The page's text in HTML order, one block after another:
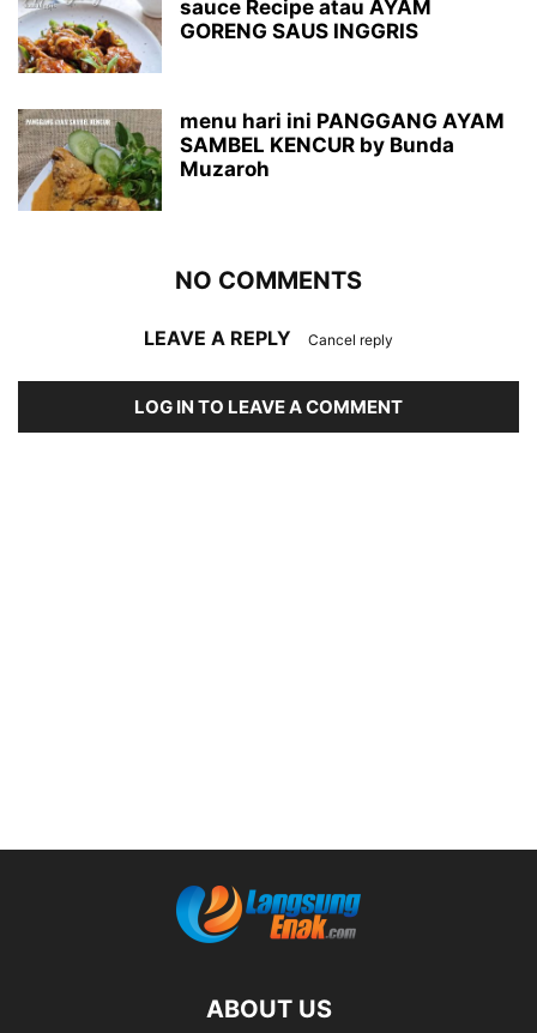
sauce Recipe atau AYAM
GORENG SAUS INGGRIS
menu hari ini PANGGANG AYAM
SAMBEL KENCUR by Bunda
Muzaroh
NO COMMENTS
LEAVE A REPLY Cancel reply
LOG IN TO LEAVE A COMMENT
ABOUT US